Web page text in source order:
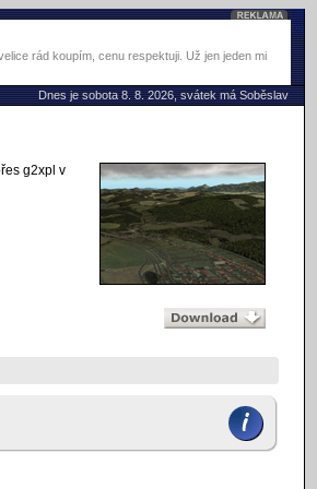
rád koupím, cenu respektuji. Už jen jeden mi
Dnes je sobota 8. 8. 2026, svátek má Soběslav
g2xpl v